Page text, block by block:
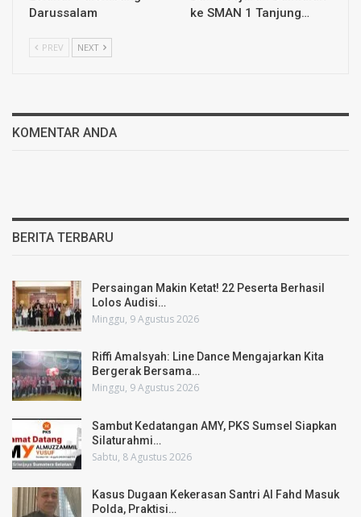
Darussalam
ke SMAN 1 Tanjung…
PREV NEXT
KOMENTAR ANDA
BERITA TERBARU
Persaingan Makin Ketat! 22 Peserta Berhasil
Lolos Audisi…
Minggu, 9 Agustus 2026
Riffi Amalsyah: Line Dance Mengajarkan Kita
Bergerak Bersama…
Minggu, 9 Agustus 2026
Sambut Kedatangan AMY, PKS Sumsel Siapkan
Silaturahmi…
Sabtu, 8 Agustus 2026
Kasus Dugaan Kekerasan Santri Al Fahd Masuk
Polda, Praktisi…